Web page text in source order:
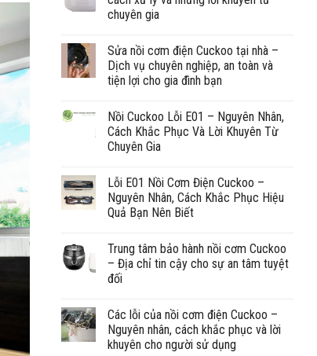
chuyên gia
Sửa nồi cơm điện Cuckoo tại nhà –
Dịch vụ chuyên nghiệp, an toàn và
tiện lợi cho gia đình bạn
Nồi Cuckoo Lỗi E01 – Nguyên Nhân,
Cách Khắc Phục Và Lời Khuyên Từ
Chuyên Gia
Lỗi E01 Nồi Cơm Điện Cuckoo –
Nguyên Nhân, Cách Khắc Phục Hiệu
Quả Bạn Nên Biết
Trung tâm bảo hành nồi cơm Cuckoo
– Địa chỉ tin cậy cho sự an tâm tuyệt
đối
Các lỗi của nồi cơm điện Cuckoo –
Nguyên nhân, cách khắc phục và lời
khuyên cho người sử dụng